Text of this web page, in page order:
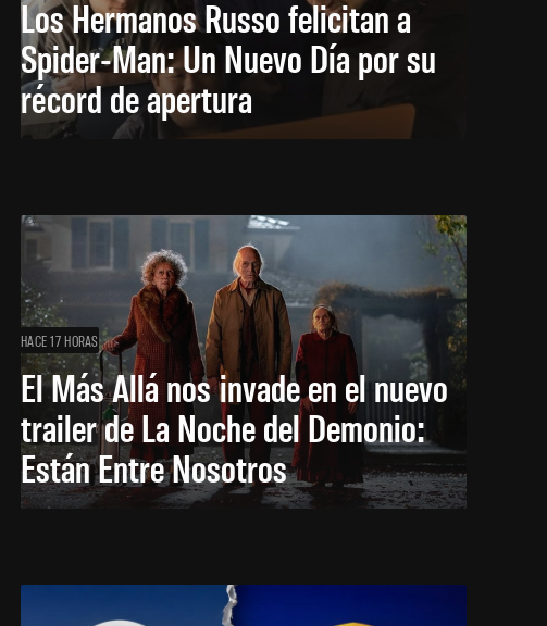
Los Hermanos Russo felicitan a
Spider-Man: Un Nuevo Día por su
récord de apertura
HACE 17 HORAS
El Más Allá nos invade en el nuevo
trailer de La Noche del Demonio:
Están Entre Nosotros